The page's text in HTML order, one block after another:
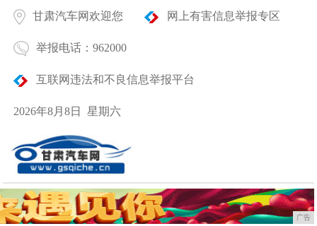
甘肃汽车网欢迎您 网上有害信息举报专区
举报电话：962000
互联网违法和不良信息举报平台
2026年8月8日 星期六
广告